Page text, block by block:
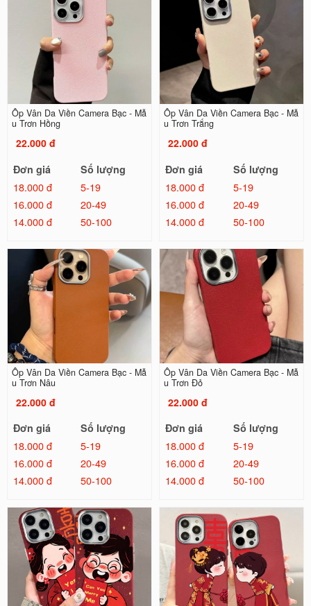
Ốp Vân Da Viền Camera Bạc - Mẫ
u Trơn Hồng
22.000 đ
Đơn giá
Số lượng
18.000 đ
5-19
16.000 đ
20-49
14.000 đ
50-100
Ốp Vân Da Viền Camera Bạc - Mẫ
u Trơn Trắng
22.000 đ
Đơn giá
Số lượng
18.000 đ
5-19
16.000 đ
20-49
14.000 đ
50-100
Ốp Vân Da Viền Camera Bạc - Mẫ
u Trơn Nâu
22.000 đ
Đơn giá
Số lượng
18.000 đ
5-19
16.000 đ
20-49
14.000 đ
50-100
Ốp Vân Da Viền Camera Bạc - Mẫ
u Trơn Đỏ
22.000 đ
Đơn giá
Số lượng
18.000 đ
5-19
16.000 đ
20-49
14.000 đ
50-100